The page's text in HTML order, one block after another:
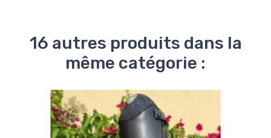
16 autres produits dans la
même catégorie :